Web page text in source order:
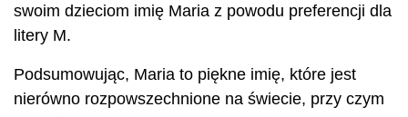
swoim dzieciom imię Maria z powodu preferencji dla
litery M.
Podsumowując, Maria to piękne imię, które jest
nierówno rozpowszechnione na świecie, przy czym